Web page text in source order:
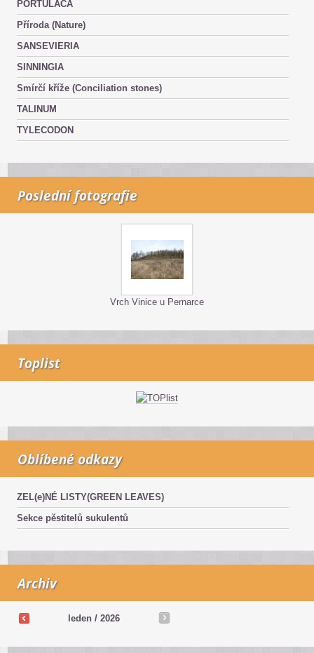
PORTULACA
Příroda (Nature)
SANSEVIERIA
SINNINGIA
Smírčí kříže (Conciliation stones)
TALINUM
TYLECODON
Poslední fotografie
Vrch Vinice u Pernarce
Toplist
Oblíbené odkazy
ZEL(e)NÉ LISTY(GREEN LEAVES)
Sekce pěstitelů sukulentů
Archiv
leden / 2026